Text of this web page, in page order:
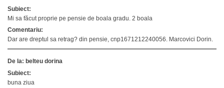
Subiect:
Mi sa făcut proprie pe pensie de boala gradu. 2 boala
Comentariu:
Dar are dreptul sa retrag? din pensie, cnp1671212240056. Marcovici Dorin.
De la: belteu dorina
Subiect:
buna ziua